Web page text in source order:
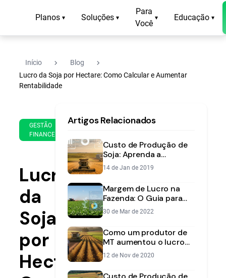
Planos ▾ Soluções ▾
Para
Você
▾ Educação ▾
Início navigate_next Blog navigate_next
Lucro da Soja por Hectare: Como Calcular e Aumentar
Rentabilidade
GESTÃO
FINANCEIRA
de
de
2025
min
leitura
Lucro
da
Soja
por
Hectare:
Artigos Relacionados
Custo de Produção de
Soja: Aprenda a
Calcular e Garanta Seu
Lucro
14 de Jan de 2019
Margem de Lucro na
Fazenda: O Guia para
Calcular e Aumentar
sua Rentabilidade
30 de Mar de 2022
Como um produtor de
MT aumentou o lucro
da soja em 23% com
gestão e tecnologia
12 de Nov de 2020